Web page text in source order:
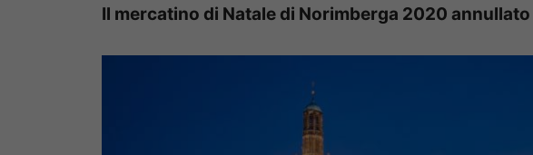
Il mercatino di Natale di Norimberga 2020